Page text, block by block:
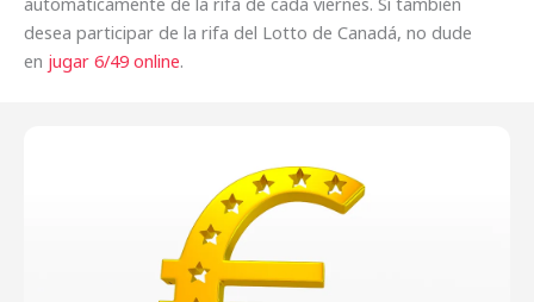
desea participar de la rifa del Lotto de Canadá, no dude
en jugar 6/49 online.